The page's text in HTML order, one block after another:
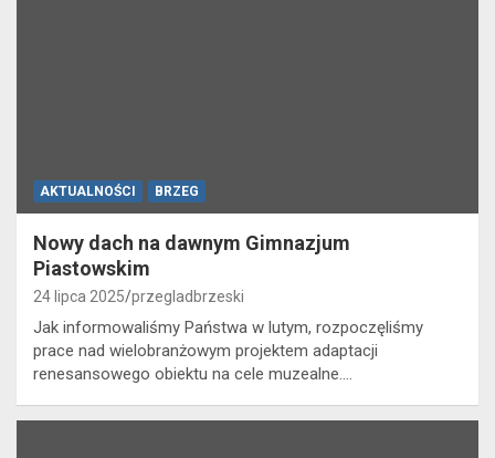
AKTUALNOŚCI BRZEG
Nowy dach na dawnym Gimnazjum
Piastowskim
24 lipca 2025 przegladbrzeski
Jak informowaliśmy Państwa w lutym, rozpoczęliśmy
prace nad wielobranżowym projektem adaptacji
renesansowego obiektu na cele muzealne.…